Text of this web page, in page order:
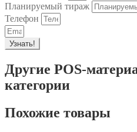
Планируемый тираж
Телефон
Узнать!
Другие POS-
категории
Похожие товары